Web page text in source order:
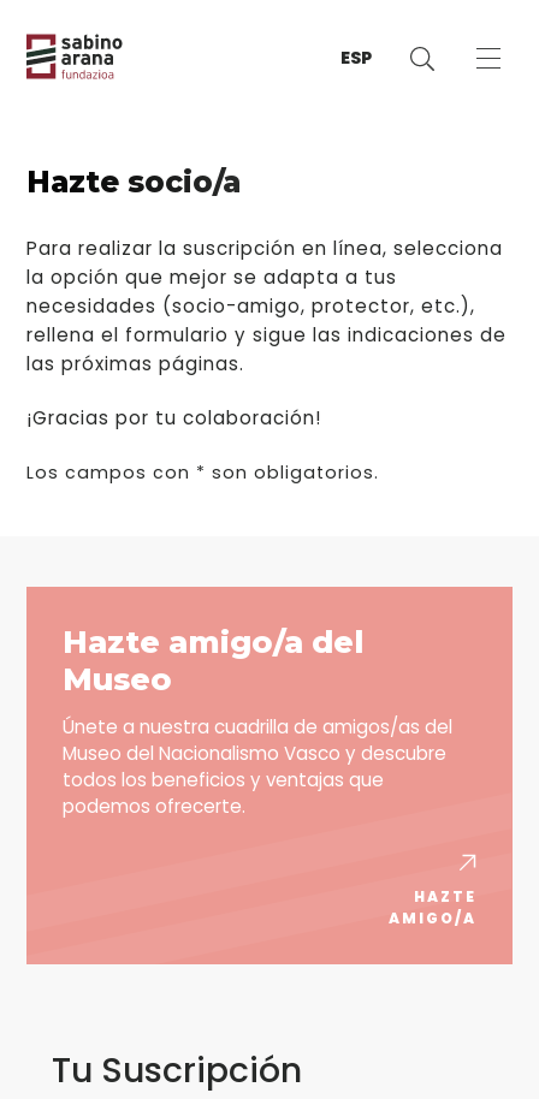
ESP
Hazte socio/a
Para realizar la suscripción en línea, selecciona
la opción que mejor se adapta a tus
necesidades (socio-amigo, protector, etc.),
rellena el formulario y sigue las indicaciones de
las próximas páginas.
¡Gracias por tu colaboración!
Los campos con * son obligatorios.
Hazte amigo/a del
Museo
Únete a nuestra cuadrilla de amigos/as del
Museo del Nacionalismo Vasco y descubre
todos los beneficios y ventajas que
podemos ofrecerte.
HAZTE
AMIGO/A
Tu Suscripción